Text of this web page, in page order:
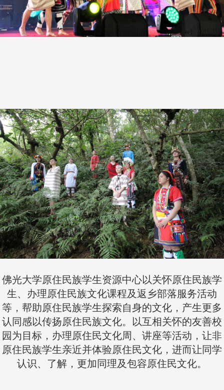
佛光大学原住民族学生资源中心以关怀原住民族学
生、办理原住民族文化课程及返乡部落服务活动
等，帮助原住民族学生探索自身的文化，产生更多
认同感以传扬原住民族文化。以互相关怀的友善校
园为目标，办理原住民文化周、讲座等活动，让非
原住民族学生亲近并体验原住民文化，进而让同学
认识、了解，更加同理及包容原住民文化。